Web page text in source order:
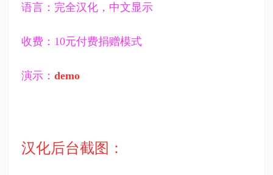
语言：完全汉化，中文显示
收费：10元付费捐赠模式
演示： demo
汉化后台截图：